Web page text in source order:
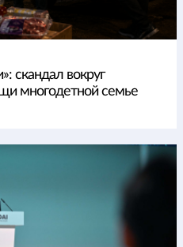
скандал вокруг
многодетной семье